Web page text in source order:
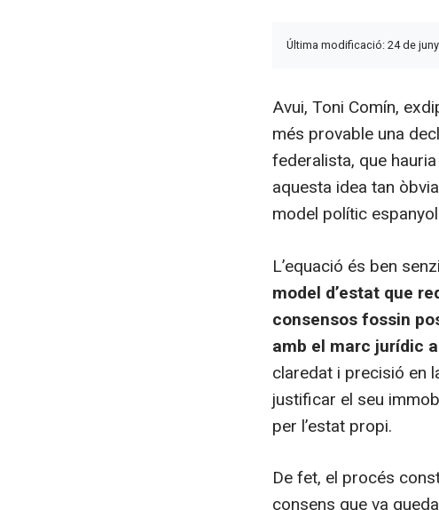
Última modificació: 24 de
Avui, Toni Comín,
més provable una
federalista, que
aquesta idea tan
model polític
L’equació és ben
model d’estat que
consensos fossin
amb el marc jurídic
claredat i precisió en
justificar el seu
per l’estat propi.
De fet, el procés
consens que va